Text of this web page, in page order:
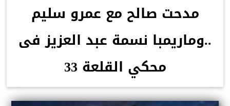
مدحت صالح مع عمرو سليم
..وماريمبا نسمة عبد العزيز فى
محكي القلعة 33